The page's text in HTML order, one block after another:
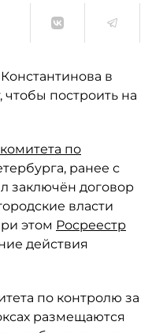
в
построить на
комитета по
ранее с
заключён договор
власти
этом Росреестр
действия
по контролю за
размещаются